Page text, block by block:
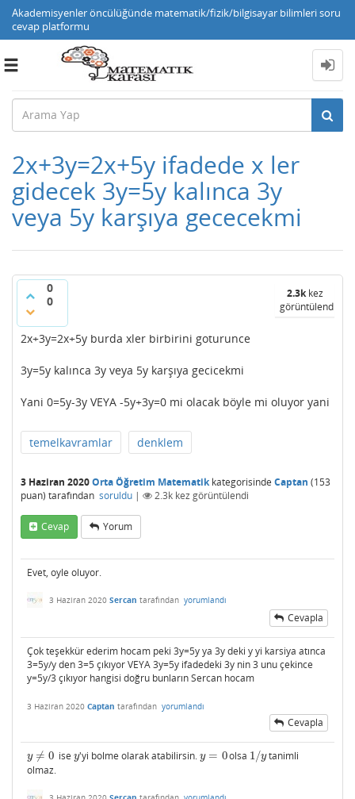
Akademisyenler öncülüğünde matematik/fizik/bilgisayar bilimleri soru
cevap platformu
Toggle
2x+3y=2x+5y ifadede x ler
gidecek 3y=5y kalınca 3y
veya 5y karşıya gececekmi
0
0
2.3kkez
görüntülendi
2x+3y=2x+5y burda xler birbirini goturunce
3y=5y kalınca 3y veya 5y karşıya gecicekmi
Yani 0=5y-3y VEYA -5y+3y=0 mi olacak böyle mi oluyor yani
temelkavramlar denklem
3 Haziran 2020Orta Öğretim Matematikkategorisinde Captan (153
puan) tarafından soruldu | 2.3k kez görüntülendi
Cevap Yorum
Evet, oyle oluyor.
3 Haziran 2020 Sercan tarafından yorumlandı
Cevapla
Çok teşekkür ederim hocam peki 3y=5y ya 3y deki y yi karsiya atınca
3=5y/y den 3=5 çıkıyor VEYA 3y=5y ifadedeki 3y nin 3 unu çekince
y=5y/3 çıkıyor hangisi doğru bunların Sercan hocam
3 Haziran 2020 Captan tarafından yorumlandı
Cevapla
y ≠ 0
y≠0 ise y
y'yi bolme olarak atabilirsin.y = 0
y=0 olsa 1/y
1/y tanimli
olmaz.